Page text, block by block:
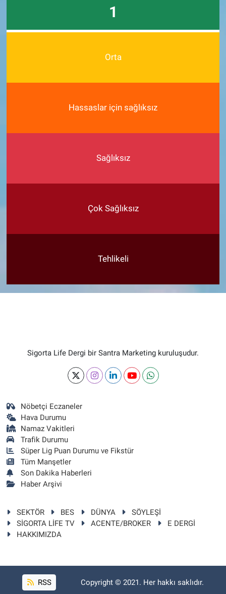
1
Orta
Hassaslar için sağlıksız
Sağlıksız
Çok Sağlıksız
Tehlikeli
Sigorta Life Dergi bir Santra Marketing kuruluşudur.
Nöbetçi Eczaneler
Hava Durumu
Namaz Vakitleri
Trafik Durumu
Süper Lig Puan Durumu ve Fikstür
Tüm Manşetler
Son Dakika Haberleri
Haber Arşivi
SEKTÖR BES DÜNYA
SÖYLEŞİ
SİGORTA LİFE TV
ACENTE/BROKER
E DERGİ
HAKKIMIZDA
RSS Copyright © 2021. Her hakkı saklıdır.